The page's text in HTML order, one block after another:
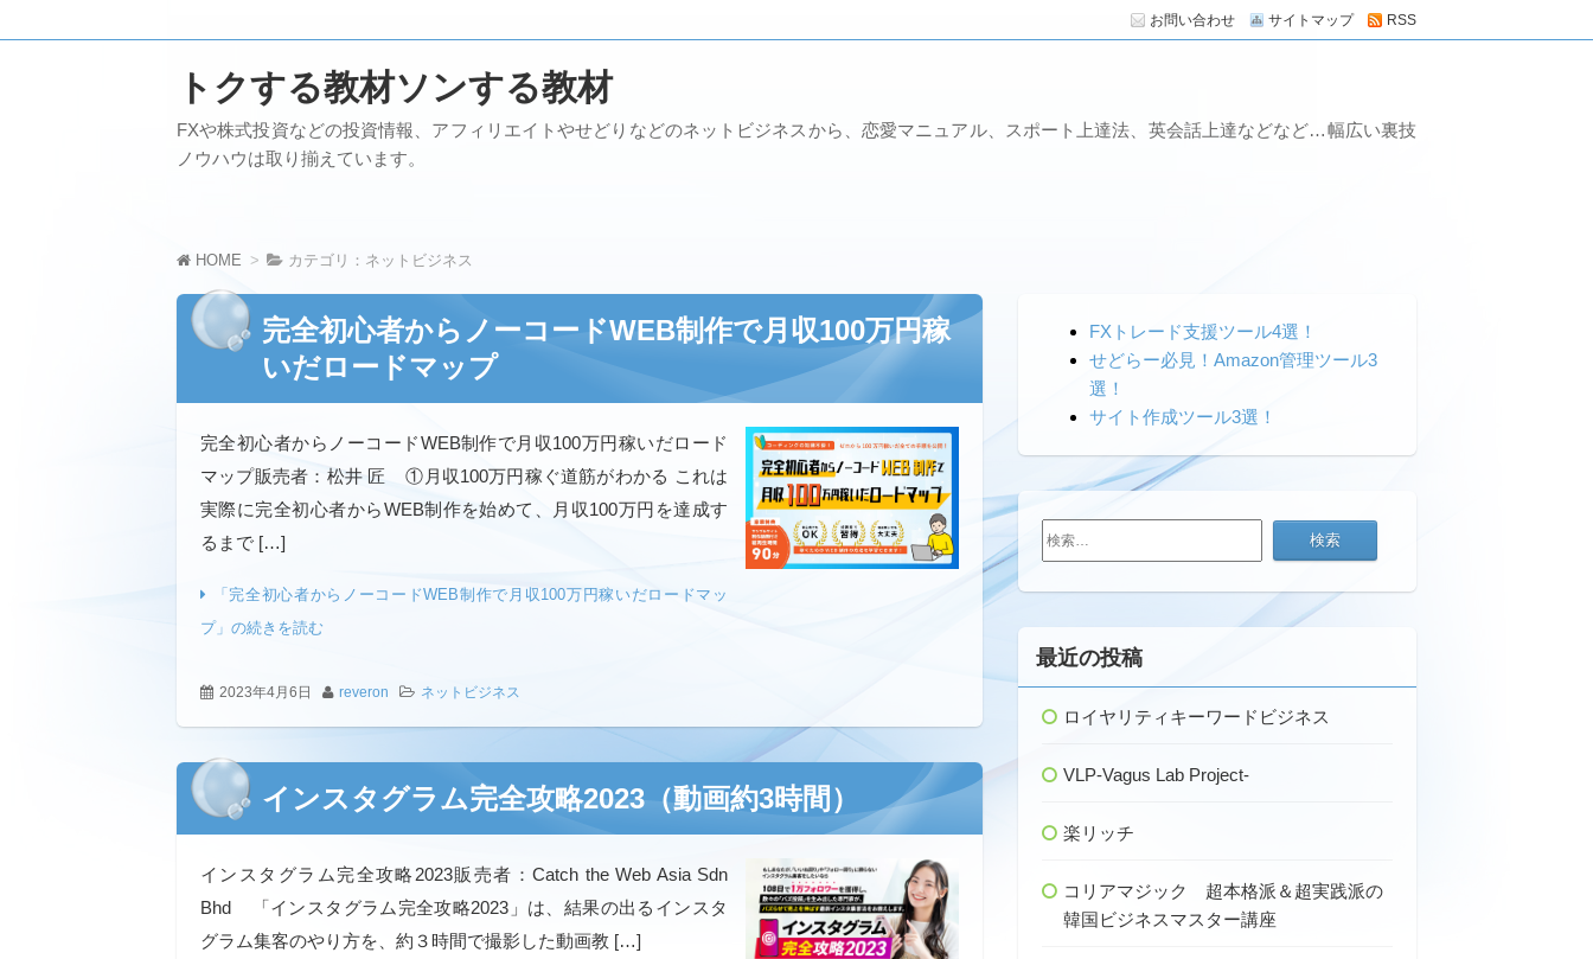
お問い合わせ サイトマップ RSS
トクする教材ソンする教材
FXや株式投資などの投資情報、アフィリエイトやせどりなどのネットビジネスから、恋愛マニュアル、スポート上達法、英会話上達などなど…幅広い裏技
ノウハウは取り揃えています。
HOME カテゴリ：ネットビジネス
完全初心者からノーコードWEB制作で月収100万円稼
いだロードマップ
完全初心者からノーコードWEB制作で月収100万円稼いだロード
マップ販売者：松井 匠 ①月収100万円稼ぐ道筋がわかる これは
実際に完全初心者からWEB制作を始めて、月収100万円を達成す
るまで […]
「完全初心者からノーコードWEB制作で月収100万円稼いだロードマッ
プ」の続きを読む
2023年4月6日 reveron ネットビジネス
インスタグラム完全攻略2023（動画約3時間）
インスタグラム完全攻略2023販売者：Catch the Web Asia Sdn
Bhd 「インスタグラム完全攻略2023」は、結果の出るインスタ
グラム集客のやり方を、約３時間で撮影した動画教 […]
FXトレード支援ツール4選！
せどらー必見！Amazon管理ツール3
選！
サイト作成ツール3選！
検
索:
最近の投稿
ロイヤリティキーワードビジネス
VLP-Vagus Lab Project-
楽リッチ
コリアマジック 超本格派＆超実践派の
韓国ビジネスマスター講座